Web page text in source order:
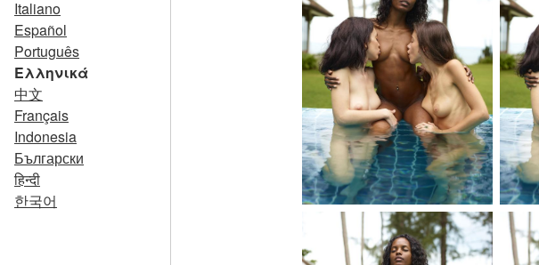
Italiano
Español
Português
Ελληνικά
中文
Français
Indonesia
Български
हिन्दी
한국어